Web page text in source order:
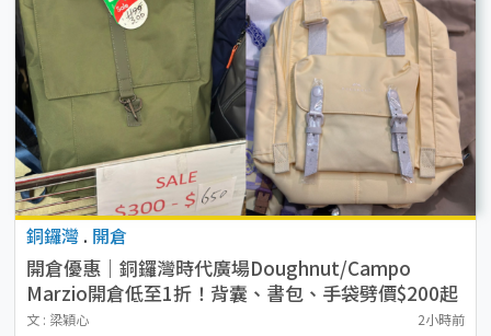
銅鑼灣 . 開倉
開倉優惠｜銅鑼灣時代廣場Doughnut/Campo
Marzio開倉低至1折！背囊、書包、手袋劈價$200起
文 : 梁穎心 2小時前